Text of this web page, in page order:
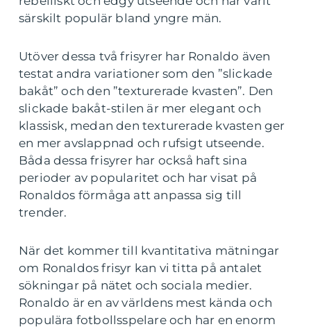
särskilt populär bland yngre män.
Utöver dessa två frisyrer har Ronaldo även
testat andra variationer som den ”slickade
bakåt” och den ”texturerade kvasten”. Den
slickade bakåt-stilen är mer elegant och
klassisk, medan den texturerade kvasten ger
en mer avslappnad och rufsigt utseende.
Båda dessa frisyrer har också haft sina
perioder av popularitet och har visat på
Ronaldos förmåga att anpassa sig till
trender.
När det kommer till kvantitativa mätningar
om Ronaldos frisyr kan vi titta på antalet
sökningar på nätet och sociala medier.
Ronaldo är en av världens mest kända och
populära fotbollsspelare och har en enorm